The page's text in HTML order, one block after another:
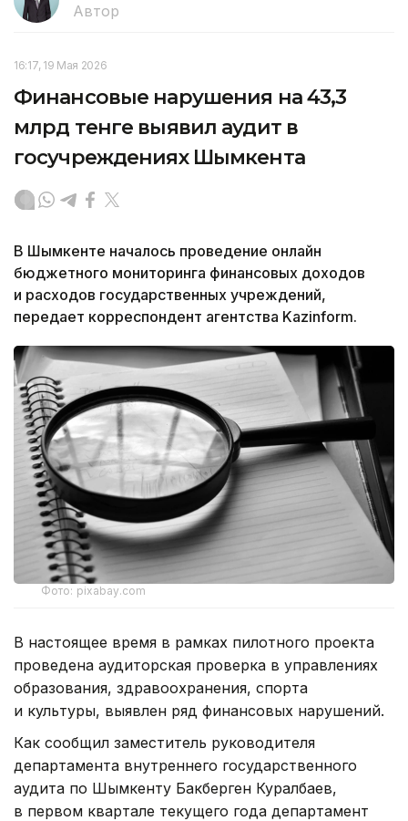
Автор
16:17, 19 Мая 2026
Финансовые нарушения на 43,3
млрд тенге выявил аудит в
госучреждениях Шымкента
В Шымкенте началось проведение онлайн
бюджетного мониторинга финансовых доходов
и расходов государственных учреждений,
передает корреспондент агентства Kazinform.
Фото: pixabay.com
В настоящее время в рамках пилотного проекта
проведена аудиторская проверка в управлениях
образования, здравоохранения, спорта
и культуры, выявлен ряд финансовых нарушений.
Как сообщил заместитель руководителя
департамента внутреннего государственного
аудита по Шымкенту Бакберген Куралбаев,
в первом квартале текущего года департамент